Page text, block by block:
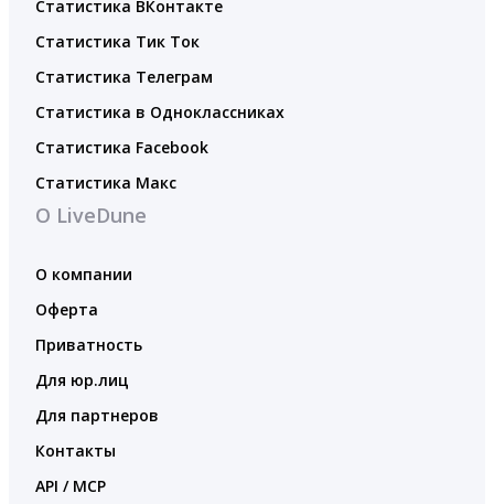
Статистика ВКонтакте
Статистика Тик Ток
Статистика Телеграм
Статистика в Одноклассниках
Статистика Facebook
Статистика Макс
О LiveDune
О компании
Оферта
Приватность
Для юр.лиц
Для партнеров
Контакты
API / MCP